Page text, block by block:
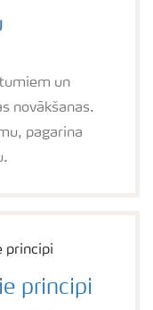
un
novākšanas.
pagarina
principi